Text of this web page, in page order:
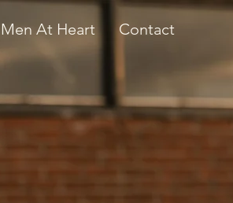
Men At Heart Contact